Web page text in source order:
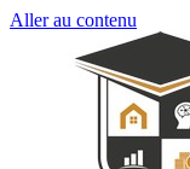
Aller au contenu